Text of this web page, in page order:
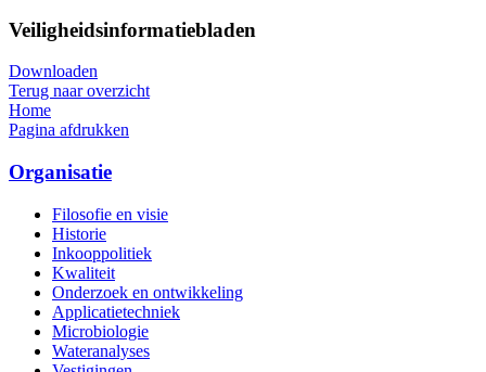
Veiligheidsinformatiebladen
Downloaden
Terug naar overzicht
Home
Pagina afdrukken
Organisatie
Filosofie en visie
Historie
Inkooppolitiek
Kwaliteit
Onderzoek en ontwikkeling
Applicatietechniek
Microbiologie
Wateranalyses